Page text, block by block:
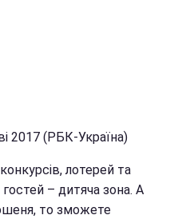
2017 (РБК-Україна)
лотерей та
– дитяча зона. А
то зможете